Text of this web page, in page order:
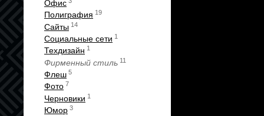
Офис
Полиграфия 19
Сайты 14
Социальные сети 1
Техдизайн 1
Фирменный стиль 11
Флеш 5
Фото 7
Черновики 1
Юмор 3